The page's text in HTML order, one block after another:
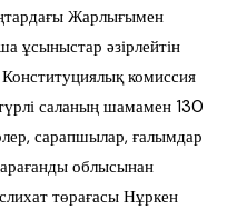
Жарлығымен
ұсыныстар әзірлейтін
комиссия
саланың шамамен 130
сарапшылар, ғалымдар
облысынан
төрағасы Нұркен